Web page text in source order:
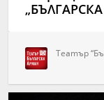
Театър